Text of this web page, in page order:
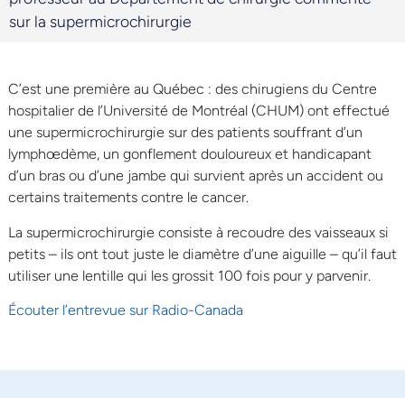
sur la supermicrochirurgie
C’est une première au Québec : des chirugiens du Centre
hospitalier de l’Université de Montréal (CHUM) ont effectué
une supermicrochirurgie sur des patients souffrant d’un
lymphœdème, un gonflement douloureux et handicapant
d’un bras ou d’une jambe qui survient après un accident ou
certains traitements contre le cancer.
La supermicrochirurgie consiste à recoudre des vaisseaux si
petits – ils ont tout juste le diamètre d’une aiguille – qu’il faut
utiliser une lentille qui les grossit 100 fois pour y parvenir.
Écouter l’entrevue sur Radio-Canada